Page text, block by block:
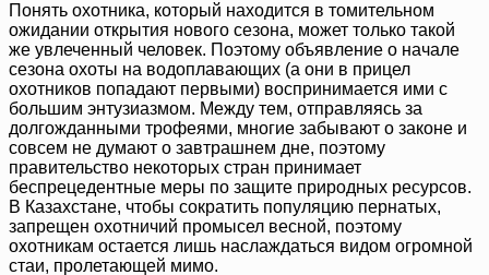
Понять охотника, который находится в томительном
ожидании открытия нового сезона, может только такой
же увлеченный человек. Поэтому объявление о начале
сезона охоты на водоплавающих (а они в прицел
охотников попадают первыми) воспринимается ими с
большим энтузиазмом. Между тем, отправляясь за
долгожданными трофеями, многие забывают о законе и
совсем не думают о завтрашнем дне, поэтому
правительство некоторых стран принимает
беспрецедентные меры по защите природных ресурсов.
В Казахстане, чтобы сократить популяцию пернатых,
запрещен охотничий промысел весной, поэтому
охотникам остается лишь наслаждаться видом огромной
стаи, пролетающей мимо.